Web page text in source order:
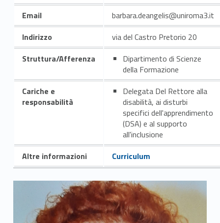
Email
barbara.deangelis@uniroma3.it
Indirizzo
via del Castro Pretorio 20
Struttura/Afferenza
Dipartimento di Scienze
della Formazione
Cariche e
responsabilità
Delegata Del Rettore alla
disabilità, ai disturbi
specifici dell'apprendimento
(DSA) e al supporto
all'inclusione
Altre informazioni
Curriculum